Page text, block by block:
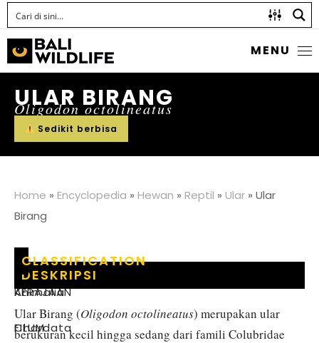
MENU
ULAR BIRANG
Oligodon octolineatus
Sedikit berbisa
Home » Encyclopedia » Hewan » Reptil » Ular » Ular
Birang
DESKRIPSI
Ular Birang (Oligodon octolineatus) merupakan ular
berukuran kecil hingga sedang dari famili Colubridae
CLASSIFICATION
KERAJAAN
:Animalia
FILUM
:Chordata